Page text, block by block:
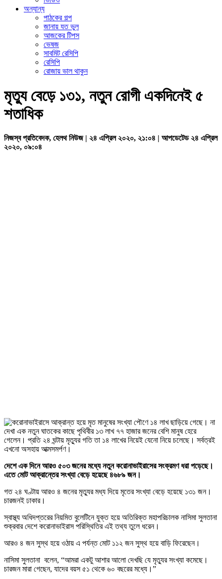
অন্যান্য
পাঠকের গল্প
জানায় যত ভুল
আজকের টিপস
ভেষজ
সাবমিট রেসিপি
রেসিপি
রোজায় ভাল থাকুন
মৃত্যু বেড়ে ১৩১, নতুন রোগী একদিনেই ৫
শতাধিক
নিজস্ব প্রতিবেদক, হেলথ নিউজ | ২৪ এপ্রিল ২০২০, ২১:০৪ | আপডেটেড ২৪ এপ্রিল
২০২০, ০৯:০৪
দেশে এক দিনে আরও ৫০৩ জনের মধ্যে নতুন করোনাভাইরাসের সংক্রমণ ধরা পড়েছে।
এতে মোট আক্রান্তের সংখ্যা বেড়ে হয়েছে ৪৬৮৯ জন।
গত ২৪ ঘণ্টায় আরও ৪ জনের মৃত্যুর মধ্য দিয়ে মৃতের সংখ্যা বেড়ে হয়েছে ১৩১ জন।
চারজনই ঢাকার।
স্বাস্থ্য অধিদপ্তরের নিয়মিত বুলেটিনে যুক্ত হয়ে অতিরিক্ত মহাপরিচালক নাসিমা সুলতানা
শুক্রবার দেশে করোনাভাইরাস পরিস্থিতির এই তথ্য তুলে ধরেন।
আরও ৪ জন সুস্থ হয়ে ওঠায় এ পর্যন্ত মোট ১১২ জন সুস্থ হয়ে বাড়ি ফিরেছেন।
নাসিমা সুলতানা বলেন, “আমরা একটু আশার আলো দেখছি যে মৃত্যুর সংখ্যা কমেছে।
চারজন মারা গেছেন, যাদের বয়স ৫১ থেকে ৬০ বছরের মধ্যে।”